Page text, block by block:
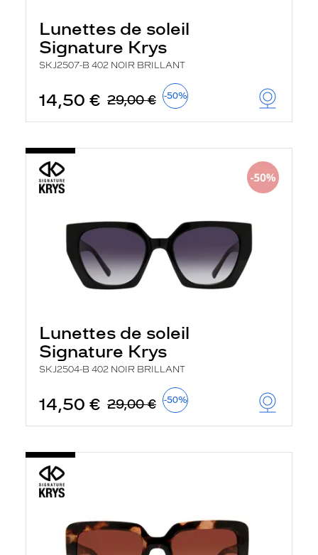
Lunettes de soleil
Signature Krys
SKJ2507-B 402 NOIR BRILLANT
14,50 € 29,00 € -50%
Lunettes de soleil
Signature Krys
SKJ2504-B 402 NOIR BRILLANT
14,50 € 29,00 € -50%